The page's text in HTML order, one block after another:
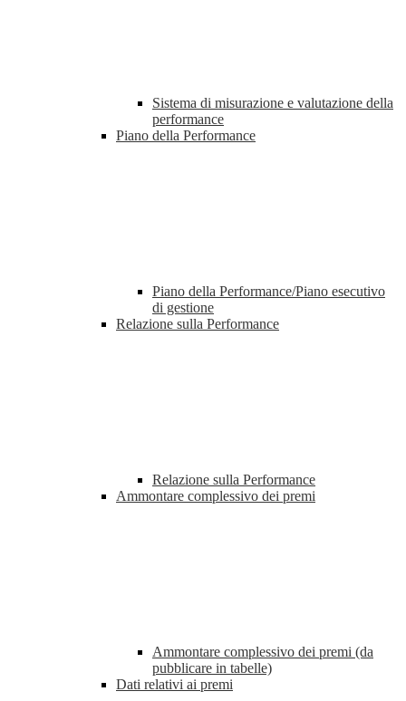
Sistema di misurazione e valutazione della
performance
Piano della Performance
Piano della Performance/Piano esecutivo
di gestione
Relazione sulla Performance
Relazione sulla Performance
Ammontare complessivo dei premi
Ammontare complessivo dei premi (da
pubblicare in tabelle)
Dati relativi ai premi